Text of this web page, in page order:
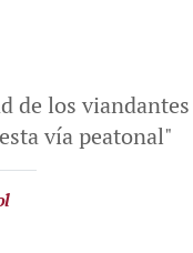
de los
vía peatonal"